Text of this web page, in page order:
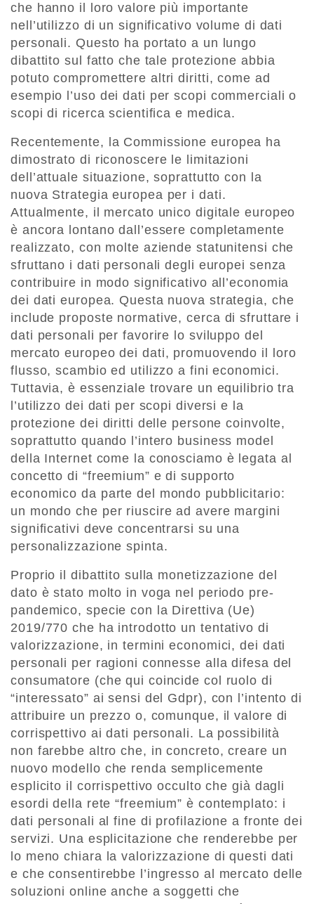
che hanno il loro valore più importante
nell’utilizzo di un significativo volume di dati
personali. Questo ha portato a un lungo
dibattito sul fatto che tale protezione abbia
potuto compromettere altri diritti, come ad
esempio l’uso dei dati per scopi commerciali o
scopi di ricerca scientifica e medica.
Recentemente, la Commissione europea ha
dimostrato di riconoscere le limitazioni
dell’attuale situazione, soprattutto con la
nuova Strategia europea per i dati.
Attualmente, il mercato unico digitale europeo
è ancora lontano dall’essere completamente
realizzato, con molte aziende statunitensi che
sfruttano i dati personali degli europei senza
contribuire in modo significativo all’economia
dei dati europea. Questa nuova strategia, che
include proposte normative, cerca di sfruttare i
dati personali per favorire lo sviluppo del
mercato europeo dei dati, promuovendo il loro
flusso, scambio ed utilizzo a fini economici.
Tuttavia, è essenziale trovare un equilibrio tra
l’utilizzo dei dati per scopi diversi e la
protezione dei diritti delle persone coinvolte,
soprattutto quando l’intero business model
della Internet come la conosciamo è legata al
concetto di “freemium” e di supporto
economico da parte del mondo pubblicitario:
un mondo che per riuscire ad avere margini
significativi deve concentrarsi su una
personalizzazione spinta.
Proprio il dibattito sulla monetizzazione del
dato è stato molto in voga nel periodo pre-
pandemico, specie con la Direttiva (Ue)
2019/770 che ha introdotto un tentativo di
valorizzazione, in termini economici, dei dati
personali per ragioni connesse alla difesa del
consumatore (che qui coincide col ruolo di
“interessato” ai sensi del Gdpr), con l’intento di
attribuire un prezzo o, comunque, il valore di
corrispettivo ai dati personali. La possibilità
non farebbe altro che, in concreto, creare un
nuovo modello che renda semplicemente
esplicito il corrispettivo occulto che già dagli
esordi della rete “freemium” è contemplato: i
dati personali al fine di profilazione a fronte dei
servizi. Una esplicitazione che renderebbe per
lo meno chiara la valorizzazione di questi dati
e che consentirebbe l’ingresso al mercato delle
soluzioni online anche a soggetti che